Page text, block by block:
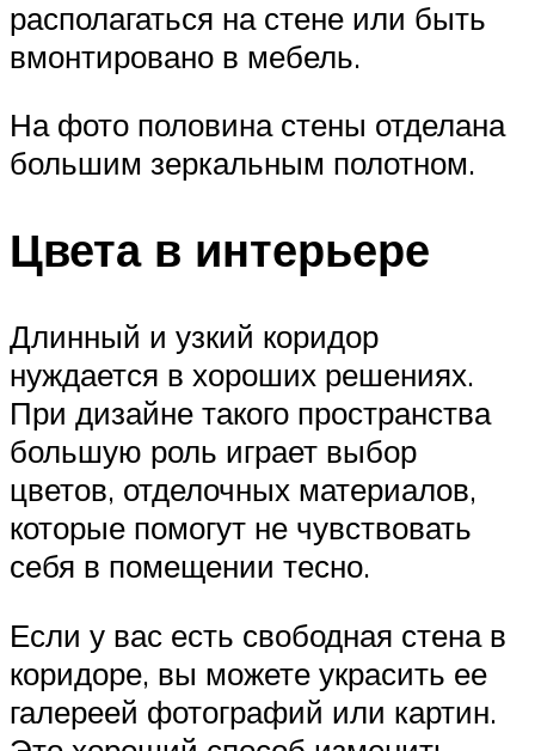
располагаться на стене или быть
вмонтировано в мебель.
На фото половина стены отделана
большим зеркальным полотном.
Цвета в интерьере
Длинный и узкий коридор
нуждается в хороших решениях.
При дизайне такого пространства
большую роль играет выбор
цветов, отделочных материалов,
которые помогут не чувствовать
себя в помещении тесно.
Если у вас есть свободная стена в
коридоре, вы можете украсить ее
галереей фотографий или картин.